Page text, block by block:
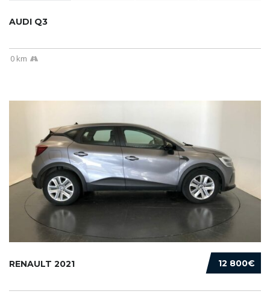
AUDI Q3
0 km
12 800€
RENAULT 2021